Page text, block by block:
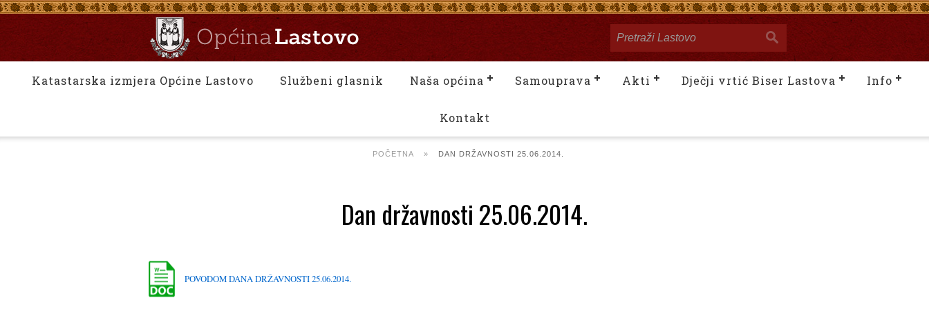
Katastarska izmjera Općine Lastovo Službeni glasnik Naša općina Samouprava Akti Dječji vrtić Biser Lastova Info
Kontakt
POČETNA » DAN DRŽAVNOSTI 25.06.2014.
Dan državnosti 25.06.2014.
POVODOM DANA DRŽAVNOSTI 25.06.2014.